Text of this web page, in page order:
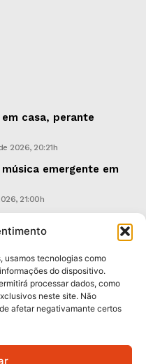
usamos tecnologias como
do dispositivo.
processar dados, como
neste site. Não
afetar negativamante certos
casa, perante
2026, 20:21h
emergente em
21:00h